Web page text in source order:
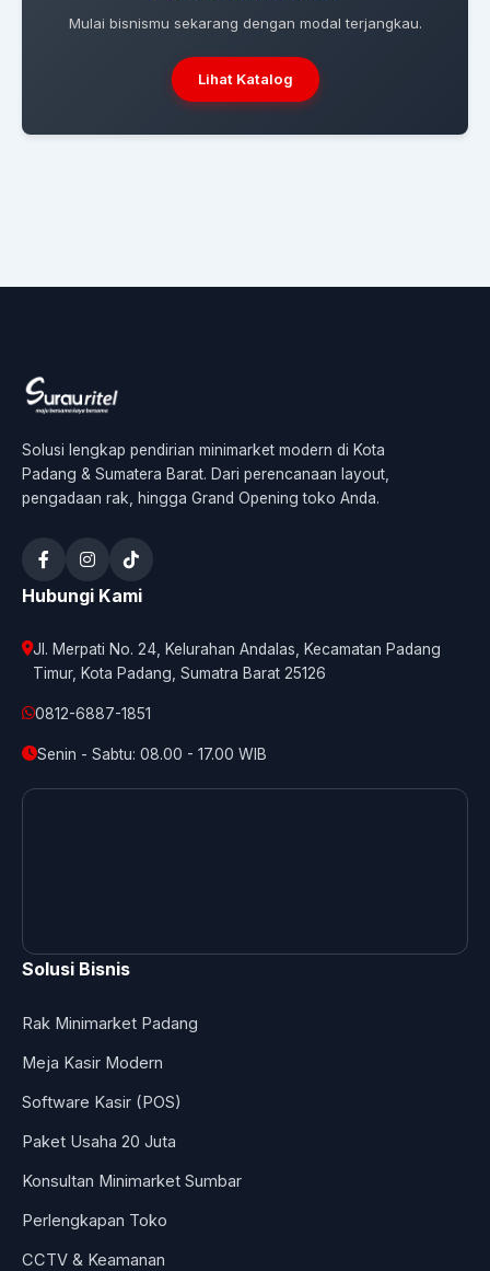
Mulai bisnismu sekarang dengan modal terjangkau.
Lihat Katalog
Solusi lengkap pendirian minimarket modern di Kota
Padang & Sumatera Barat. Dari perencanaan layout,
pengadaan rak, hingga Grand Opening toko Anda.
Hubungi Kami
Jl. Merpati No. 24, Kelurahan Andalas, Kecamatan Padang
Timur, Kota Padang, Sumatra Barat 25126
0812-6887-1851
Senin - Sabtu: 08.00 - 17.00 WIB
Solusi Bisnis
Rak Minimarket Padang
Meja Kasir Modern
Software Kasir (POS)
Paket Usaha 20 Juta
Konsultan Minimarket Sumbar
Perlengkapan Toko
CCTV & Keamanan